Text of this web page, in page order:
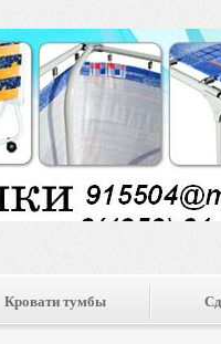
Кровати тумбы